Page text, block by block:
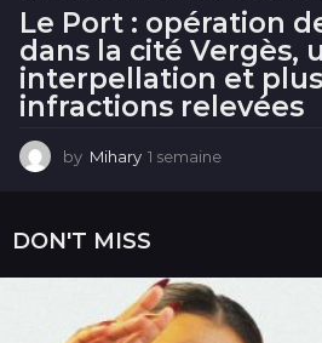
Le Port : opération
dans la cité Vergès,
interpellation et
infractions relevées
by Mihary 1 semaine
n
e
DON'T MISS